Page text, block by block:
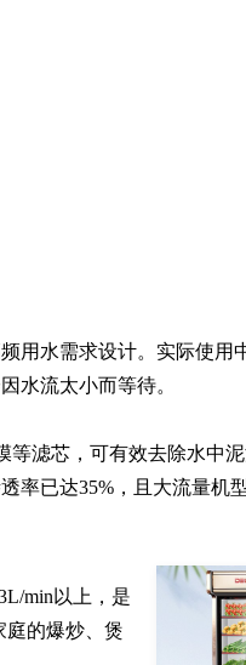
用水需求设计。实际使用
水流太小而等待。
等滤芯，可有效去除水中
率已达35%，且大流量机
min以上，是
庭的爆炒、煲